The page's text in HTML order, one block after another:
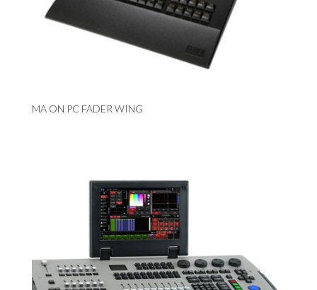
MA ON PC FADER WING